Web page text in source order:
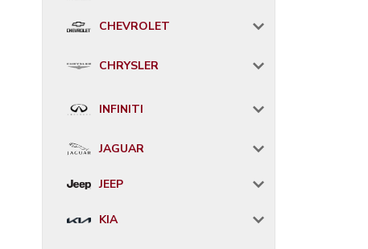
CHEVROLET
CHRYSLER
INFINITI
JAGUAR
JEEP
KIA